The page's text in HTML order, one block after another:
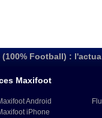
Football) :
Maxifoot
Android
iPhone